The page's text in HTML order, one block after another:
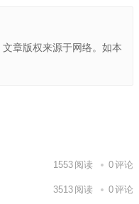
章版权来源于网络。如本
1553 阅读 0评论
3513 阅读 0评论